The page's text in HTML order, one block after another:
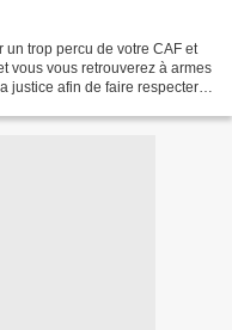
trop percu de votre CAF et
vous vous retrouverez à armes
justice afin de faire respecter